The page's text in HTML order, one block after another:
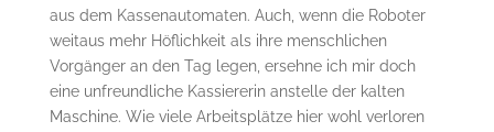
aus dem Kassenautomaten. Auch, wenn die Roboter
weitaus mehr Höflichkeit als ihre menschlichen
Vorgänger an den Tag legen, ersehne ich mir doch
eine unfreundliche Kassiererin anstelle der kalten
Maschine. Wie viele Arbeitsplätze hier wohl verloren